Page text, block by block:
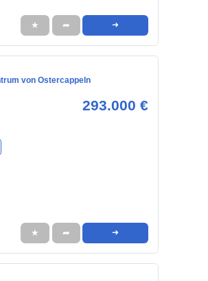
★ ➦ ➜
von Ostercappeln
293.000 €
★ ➦ ➜